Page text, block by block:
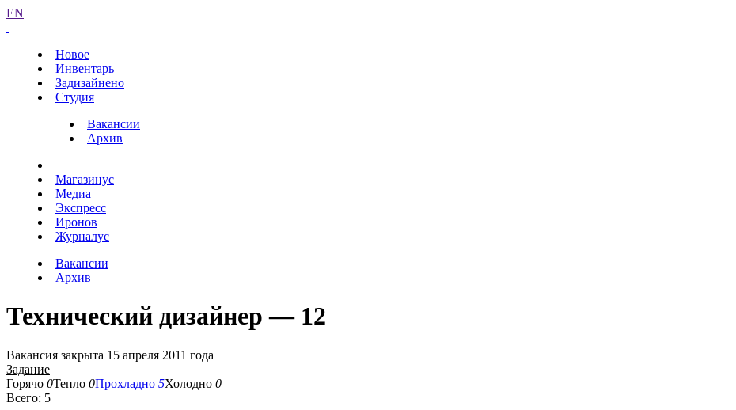
EN
Новое
Инвентарь
Задизайнено
Студия
Вакансии
Архив
Магазинус
Медиа
Экспресс
Иронов
Журналус
Вакансии
Архив
Технический дизайнер — 12
Вакансия закрыта 15 апреля 2011 года
Задание
Горячо 0Тепло 0Прохладно 5Холодно 0
Всего: 5